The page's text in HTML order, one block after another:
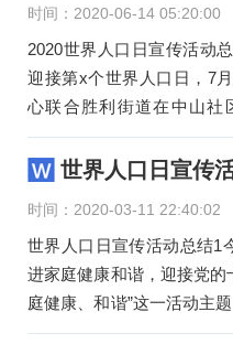
时间：2020-06-14 05:20:00
2020世界人口日宣传活动
迎接第x个世界人口日，7
心联合胜利街道在中山社
日”主题宣传活
世界人口日宣传
时间：2020-03-11 22:40:02
世界人口日宣传活动总结1
进家庭健康和谐，迎接党的
庭健康、和谐”这一活动主
布署，精心组